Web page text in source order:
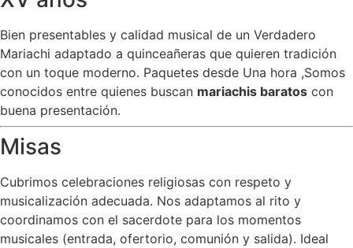
Bien presentables y calidad musical de un Verdadero
Mariachi adaptado a quinceañeras que quieren tradición
con un toque moderno. Paquetes desde Una hora ,Somos
conocidos entre quienes buscan mariachis baratos con
buena presentación.
Misas
Cubrimos celebraciones religiosas con respeto y
musicalización adecuada. Nos adaptamos al rito y
coordinamos con el sacerdote para los momentos
musicales (entrada, ofertorio, comunión y salida). Ideal